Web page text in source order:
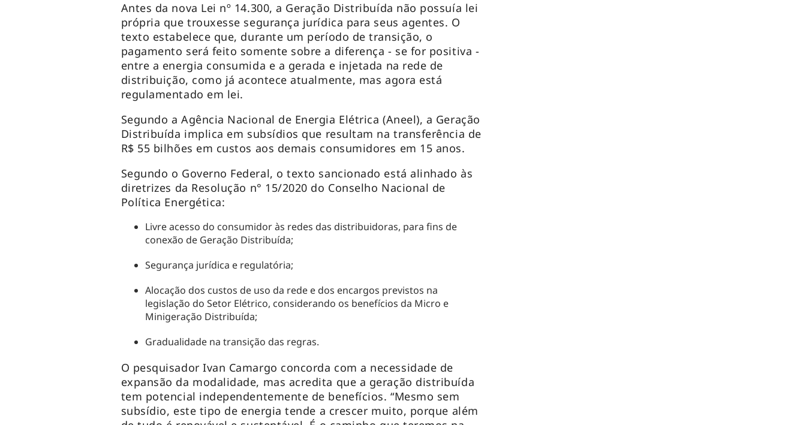
Antes da nova Lei nº 14.300, a Geração Distribuída não possuía lei
própria que trouxesse segurança jurídica para seus agentes. O
texto estabelece que, durante um período de transição, o
pagamento será feito somente sobre a diferença - se for positiva -
entre a energia consumida e a gerada e injetada na rede de
distribuição, como já acontece atualmente, mas agora está
regulamentado em lei.
Segundo a Agência Nacional de Energia Elétrica (Aneel), a Geração
Distribuída implica em subsídios que resultam na transferência de
R$ 55 bilhões em custos aos demais consumidores em 15 anos.
Segundo o Governo Federal, o texto sancionado está alinhado às
diretrizes da Resolução n° 15/2020 do Conselho Nacional de
Política Energética:
Livre acesso do consumidor às redes das distribuidoras, para fins de
conexão de Geração Distribuída;
Segurança jurídica e regulatória;
Alocação dos custos de uso da rede e dos encargos previstos na
legislação do Setor Elétrico, considerando os benefícios da Micro e
Minigeração Distribuída;
Gradualidade na transição das regras.
O pesquisador Ivan Camargo concorda com a necessidade de
expansão da modalidade, mas acredita que a geração distribuída
tem potencial independentemente de benefícios. “Mesmo sem
subsídio, este tipo de energia tende a crescer muito, porque além